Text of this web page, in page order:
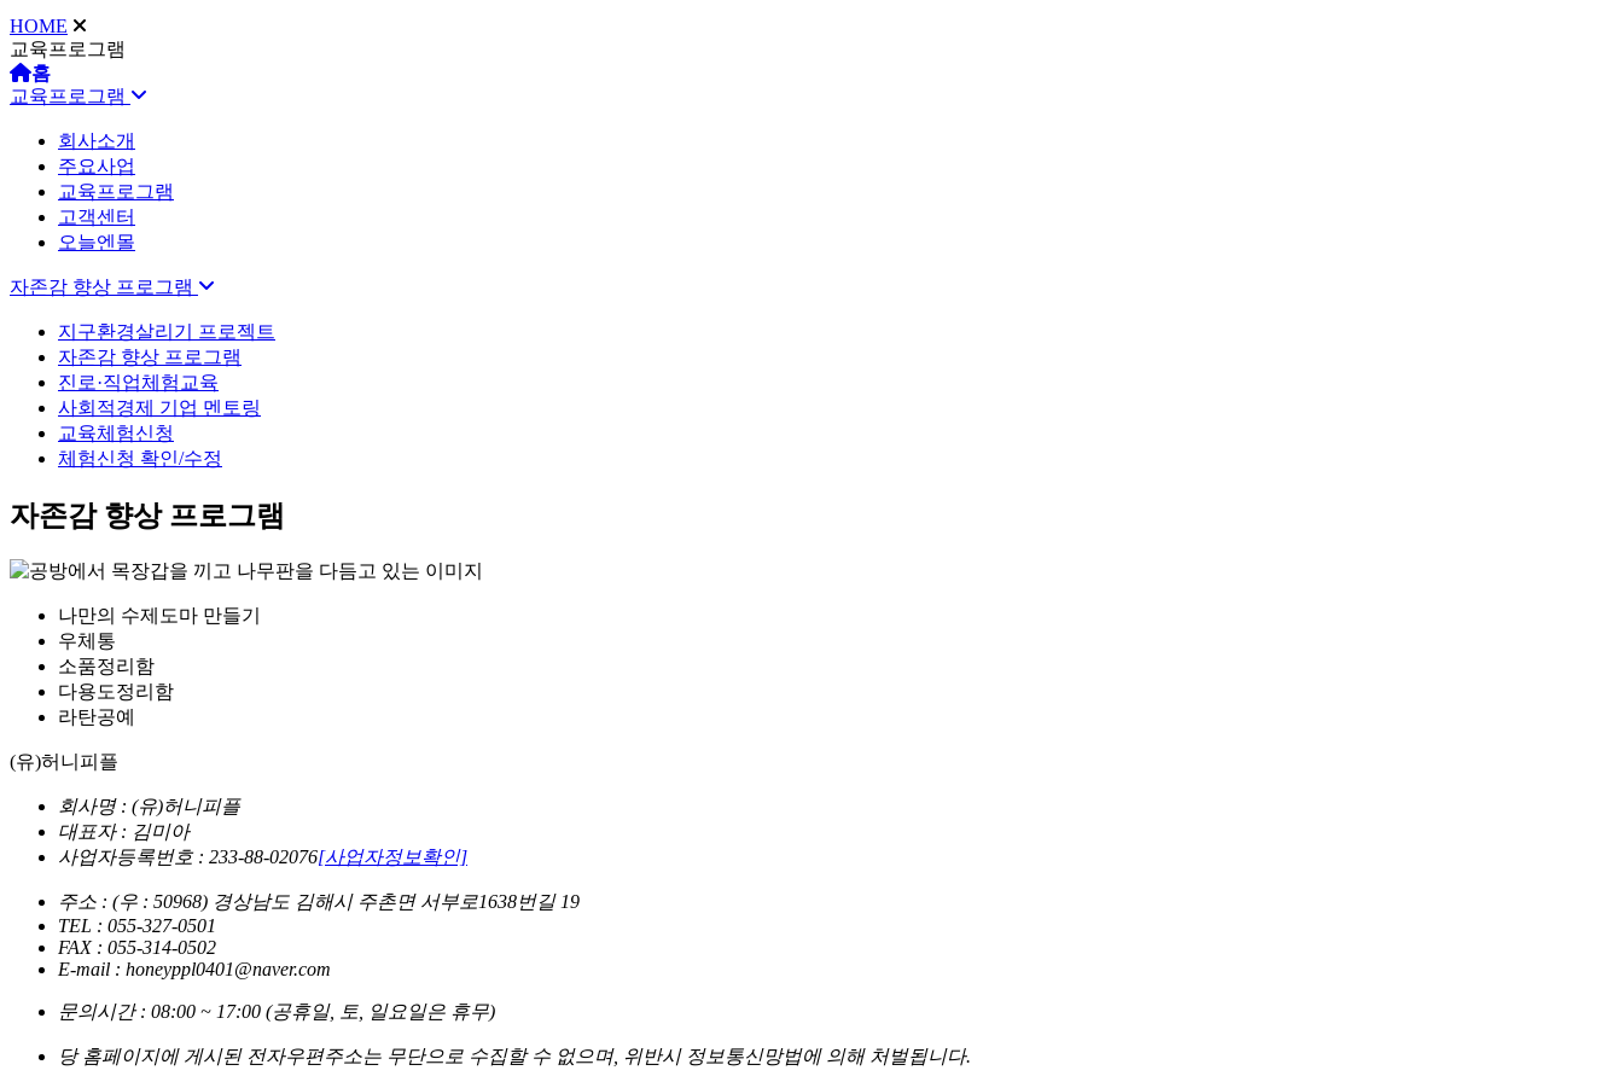
HOME
교육프로그램
홈
교육프로그램
회사소개
주요사업
교육프로그램
고객센터
오늘엔몰
자존감 향상 프로그램
지구환경살리기 프로젝트
자존감 향상 프로그램
진로·직업체험교육
사회적경제 기업 멘토링
교육체험신청
체험신청 확인/수정
자존감 향상 프로그램
나만의 수제도마 만들기
우체통
소품정리함
다용도정리함
라탄공예
(유)허니피플
회사명 : (유)허니피플
대표자 : 김미아
사업자등록번호 : 233-88-02076[사업자정보확인]
주소 : (우 : 50968) 경상남도 김해시 주촌면 서부로1638번길 19
TEL : 055-327-0501
FAX : 055-314-0502
E-mail : honeyppl0401@naver.com
문의시간 : 08:00 ~ 17:00 (공휴일, 토, 일요일은 휴무)
당 홈페이지에 게시된 전자우편주소는 무단으로 수집할 수 없으며, 위반시 정보통신망법에 의해 처벌됩니다.